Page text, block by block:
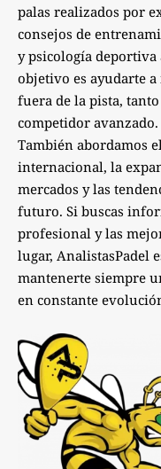
palas realizados por
consejos de
y psicología deportiva
objetivo es ayudarte
fuera de la pista,
competidor avanzado.
También abordamos
internacional, la
mercados y las
futuro. Si buscas
profesional y las
lugar, AnalistasPadel
mantenerte siempre
en constante